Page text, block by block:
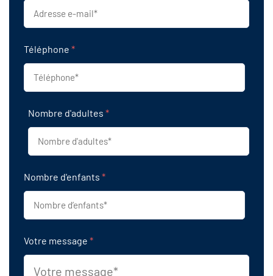
Téléphone *
Nombre d'adultes *
Nombre d'enfants *
Votre message *